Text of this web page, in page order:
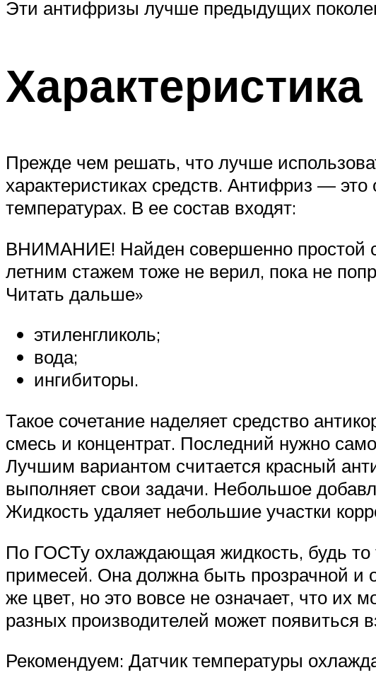
Эти антифризы лучше предыдущих
Прежде чем решать, что лучше
характеристиках средств. Антифриз —
температурах. В ее состав входят:
ВНИМАНИЕ! Найден совершенно простой
летним стажем тоже не верил, пока не
Читать дальше»
этиленгликоль;
вода;
ингибиторы.
Такое сочетание наделяет средство
смесь и концентрат. Последний нужно
Лучшим вариантом считается красный
выполняет свои задачи. Небольшое
Жидкость удаляет небольшие участки
По ГОСТу охлаждающая жидкость, будь то
примесей. Она должна быть прозрачной и
же цвет, но это вовсе не означает, что
разных производителей может появиться
Рекомендуем: Датчик температуры